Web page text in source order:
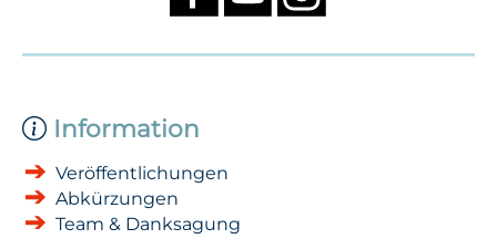
Information
Veröffentlichungen
Abkürzungen
Team & Danksagung